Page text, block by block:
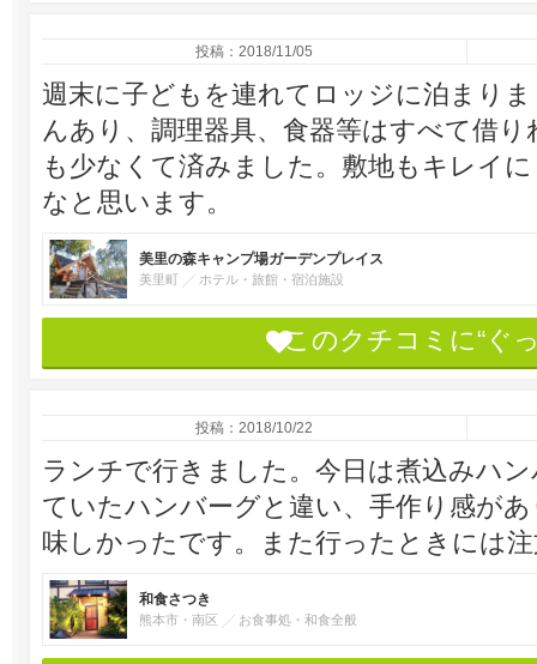
投稿：2018/11/05
週末に子どもを連れてロッジに泊まり
んあり、調理器具、食器等はすべて借
も少なくて済みました。敷地もキレイ
なと思います。
美里の森キャンプ場ガーデンプレイス
美里町 ホテル・旅館・宿泊施設
このクチコミに“ぐ
投稿：2018/10/22
ランチで行きました。今日は煮込みハ
ていたハンバーグと違い、手作り感が
味しかったです。また行ったときには
和食さつき
熊本市・南区 お食事処・和食全般